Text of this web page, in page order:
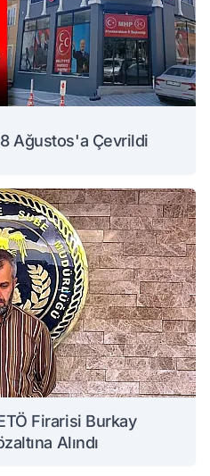
Ağustos'a Çevrildi
Firarisi Burkay
Alındı